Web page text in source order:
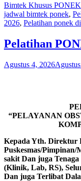
Bimtek Khusus
jadwal bimtek ponek,
2026, Pelatihan ponek
Pelatihan
Agustus 4, 2026
“PELAYANAN
Kepada Yth. Direktur
Puskesmas/
sakit Dan juga
(Klinik, Lab, RS),
Dan juga Terlibat